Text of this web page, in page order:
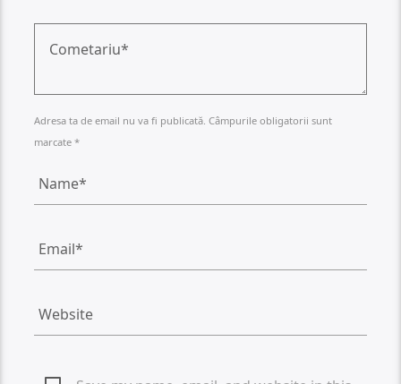
Adresa ta de email nu va fi publicată. Câmpurile obligatorii sunt
marcate *